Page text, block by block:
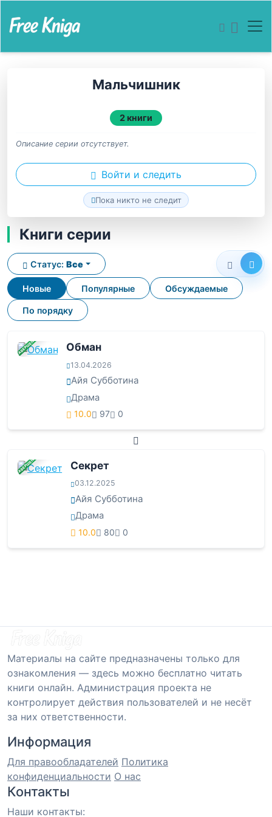
Мальчишник
2 книги
Описание серии отсутствует.
Войти и следить
Пока никто не следит
Книги серии
Новые Популярные Обсуждаемые
По порядку
Статус: Все
ЗАВЕРШЕНА Обман
13.04.2026
Айя Субботина
Драма
10.0 97 0
ЗАВЕРШЕНА Секрет
03.12.2025
Айя Субботина
Драма
10.0 80 0
Материалы на сайте предназначены только для
ознакомления — здесь можно бесплатно читать
книги онлайн. Администрация проекта не
контролирует действия пользователей и не несёт
за них ответственности.
Информация
Для правообладателей Политика
конфиденциальности О нас
Контакты
Наши контакты: